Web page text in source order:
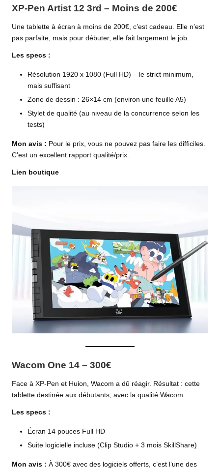
XP-Pen Artist 12 3rd – Moins de 200€
Une tablette à écran à moins de 200€, c’est cadeau. Elle n’est
pas parfaite, mais pour débuter, elle fait largement le job.
Les specs :
Résolution 1920 x 1080 (Full HD) – le strict minimum,
mais suffisant
Zone de dessin : 26×14 cm (environ une feuille A5)
Stylet de qualité (au niveau de la concurrence selon les
tests)
Mon avis : Pour le prix, vous ne pouvez pas faire les difficiles.
C’est un excellent rapport qualité/prix.
Lien boutique
Wacom One 14 – 300€
Face à XP-Pen et Huion, Wacom a dû réagir. Résultat : cette
tablette destinée aux débutants, avec la qualité Wacom.
Les specs :
Écran 14 pouces Full HD
Suite logicielle incluse (Clip Studio + 3 mois SkillShare)
Mon avis : À 300€ avec des logiciels offerts, c’est l’une des